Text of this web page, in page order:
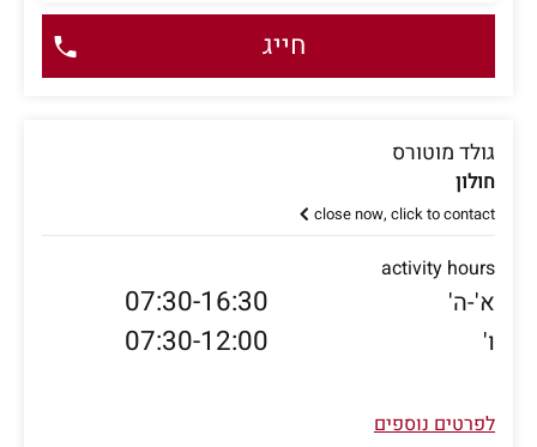
חייג
גולד מוטורס
חולון
close now, click to contact
activity hours
א'-ה' 07:30-16:30
ו' 07:30-12:00
לפרטים נוספים